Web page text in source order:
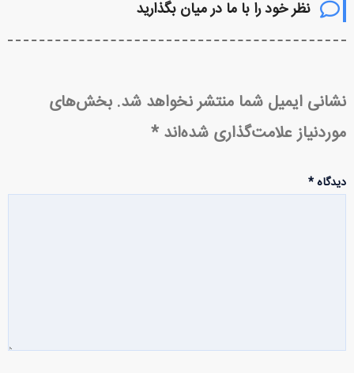
نظر خود را با ما در میان بگذارید
نشانی ایمیل شما منتشر نخواهد شد. بخش‌های
موردنیاز علامت‌گذاری شده‌اند *
دیدگاه*